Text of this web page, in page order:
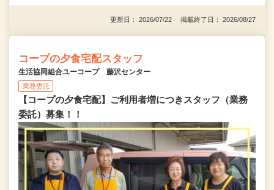
更新日： 2026/07/22 掲載終了日： 2026/08/27
コープの夕食宅配スタッフ
生活協同組合ユーコープ 藤沢センター
業務委託
【コープの夕食宅配】ご利用者増につきスタッフ（業務
委託）募集！！